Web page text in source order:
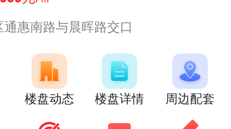
通惠南路与晨晖路交口
楼盘动态 楼盘详情 周边配套